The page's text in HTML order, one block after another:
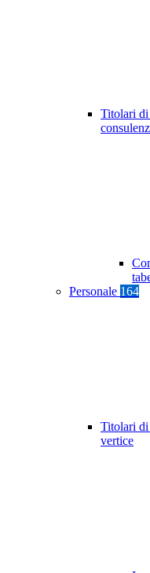
Titolari
Personale 164
Titolari
vertice